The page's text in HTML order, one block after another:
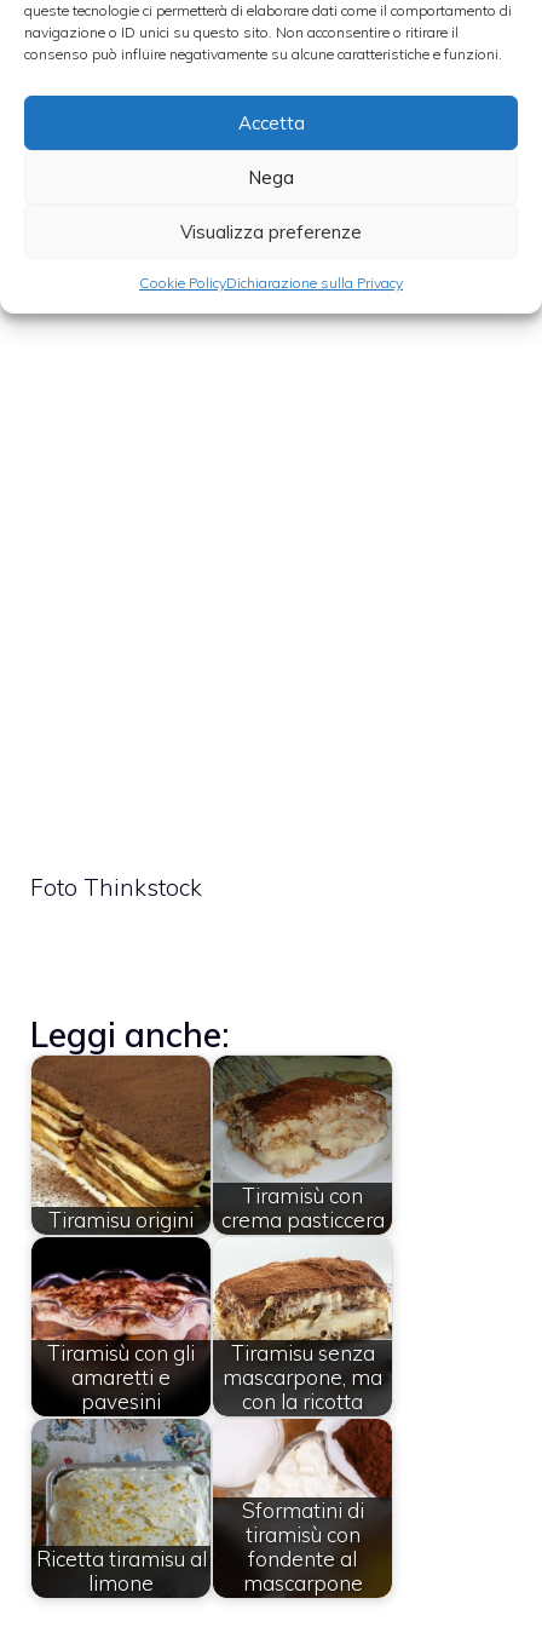
queste tecnologie ci permetterà di elaborare dati come il comportamento di
navigazione o ID unici su questo sito. Non acconsentire o ritirare il
consenso può influire negativamente su alcune caratteristiche e funzioni.
Accetta
Nega
Visualizza preferenze
Cookie PolicyDichiarazione sulla Privacy
TIRAMISU’ AL PANETTONE
Adesso però sembra essere arrivato il
codificare gli ingredienti per
avere la certificazione che il tiramisù è un
Foto Thinkstock
Leggi anche:
Tiramisu origini
Tiramisù con
crema pasticcera
Tiramisù con gli
amaretti e
pavesini
Tiramisu senza
mascarpone, ma
con la ricotta
Ricetta tiramisu al
limone
Sformatini di
tiramisù con
fondente al
mascarpone